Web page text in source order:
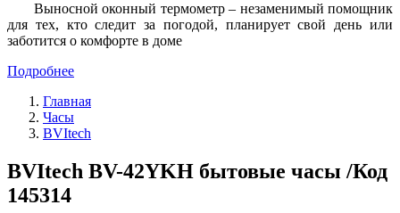
Выносной оконный термометр – незаменимый помощник
для тех, кто следит за погодой, планирует свой день или
заботится о комфорте в доме
Подробнее
Главная
Часы
BVItech
BVItech BV-42YKH бытовые часы /Код
145314